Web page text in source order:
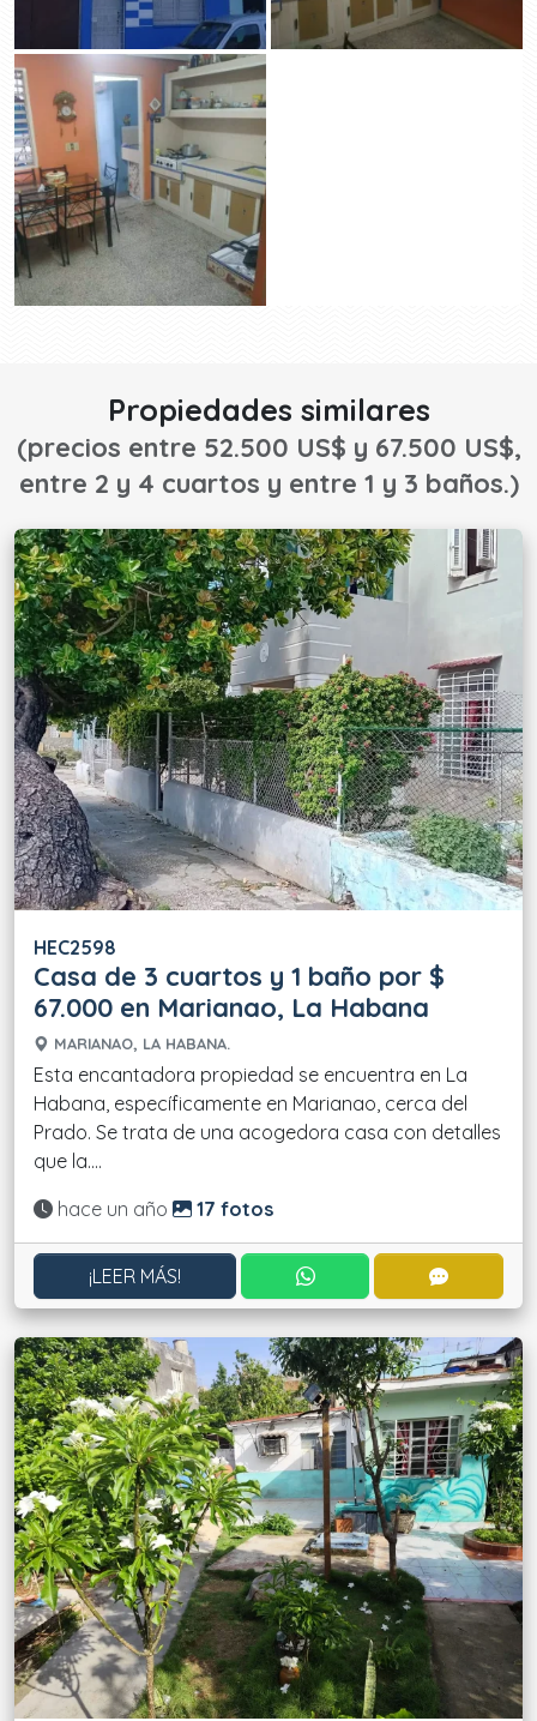
Propiedades similares
(precios entre 52.500 US$ y 67.500 US$,
entre 2 y 4 cuartos y entre 1 y 3 baños.)
HEC2598
Casa de 3 cuartos y 1 baño por $
67.000 en Marianao, La Habana
MARIANAO, LA HABANA.
Esta encantadora propiedad se encuentra en La
Habana, específicamente en Marianao, cerca del
Prado. Se trata de una acogedora casa con detalles
que la....
Actualizado:
hace un año 17 fotos
¡LEER MÁS! CONTACTAR POR